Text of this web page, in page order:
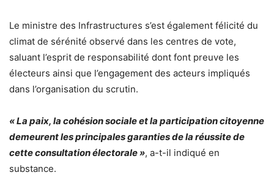
Le ministre des Infrastructures s’est également félicité du
climat de sérénité observé dans les centres de vote,
saluant l’esprit de responsabilité dont font preuve les
électeurs ainsi que l’engagement des acteurs impliqués
dans l’organisation du scrutin.
« La paix, la cohésion sociale et la participation citoyenne
demeurent les principales garanties de la réussite de
cette consultation électorale », a-t-il indiqué en
substance.